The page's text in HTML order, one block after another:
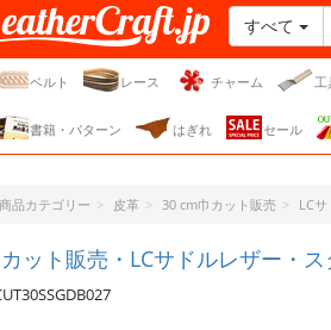
ラフト・ドット・
ー
すべて
ベルト レース チャーム 工
書籍・パターン はぎれ セール
商品カテゴリー 皮革 30 cm巾カット販売 LC
ット販売・LCサドルレザー・